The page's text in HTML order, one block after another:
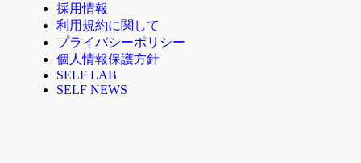
採用情報
利用規約に関して
プライバシーポリシー
個人情報保護方針
SELF LAB
SELF NEWS